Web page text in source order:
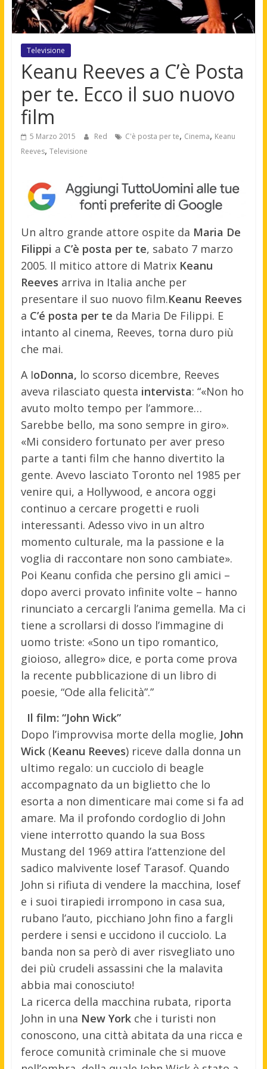
Televisione
Keanu Reeves a C’è Posta
per te. Ecco il suo nuovo
film
5 Marzo 2015 Red C'è posta per te, Cinema, Keanu
Reeves, Televisione
Un altro grande attore ospite da Maria De
Filippi a C’è posta per te, sabato 7 marzo
2005. Il mitico attore di Matrix Keanu
Reeves arriva in Italia anche per
presentare il suo nuovo film.Keanu Reeves
a C’é posta per te da Maria De Filippi. E
intanto al cinema, Reeves, torna duro più
che mai.
A IoDonna, lo scorso dicembre, Reeves
aveva rilasciato questa intervista: “«Non ho
avuto molto tempo per l’ammore…
Sarebbe bello, ma sono sempre in giro».
«Mi considero fortunato per aver preso
parte a tanti film che hanno divertito la
gente. Avevo lasciato Toronto nel 1985 per
venire qui, a Hollywood, e ancora oggi
continuo a cercare progetti e ruoli
interessanti. Adesso vivo in un altro
momento culturale, ma la passione e la
voglia di raccontare non sono cambiate».
Poi Keanu confida che persino gli amici –
dopo averci provato infinite volte – hanno
rinunciato a cercargli l’anima gemella. Ma ci
tiene a scrollarsi di dosso l’immagine di
uomo triste: «Sono un tipo romantico,
gioioso, allegro» dice, e porta come prova
la recente pubblicazione di un libro di
poesie, “Ode alla felicità”.”
Il film: “John Wick”
Dopo l’improvvisa morte della moglie, John
Wick(Keanu Reeves) riceve dalla donna un
ultimo regalo: un cucciolo di beagle
accompagnato da un biglietto che lo
esorta a non dimenticare mai come si fa ad
amare. Ma il profondo cordoglio di John
viene interrotto quando la sua Boss
Mustang del 1969 attira l’attenzione del
sadico malvivente Iosef Tarasof. Quando
John si rifiuta di vendere la macchina, Iosef
e i suoi tirapiedi irrompono in casa sua,
rubano l’auto, picchiano John fino a fargli
perdere i sensi e uccidono il cucciolo. La
banda non sa però di aver risvegliato uno
dei più crudeli assassini che la malavita
abbia mai conosciuto!
La ricerca della macchina rubata, riporta
John in una New Yorkche i turisti non
conoscono, una città abitata da una ricca e
feroce comunità criminale che si muove